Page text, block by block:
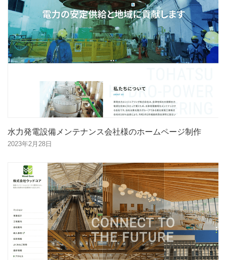
水力発電設備メンテナンス会社様のホームページ制作
2023年2月28日